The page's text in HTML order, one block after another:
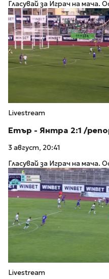
Гласувай за Играч на
Livestream
Етър - Янтра 2:1 /
3 август, 20:41
Гласувай за Играч на
Livestream